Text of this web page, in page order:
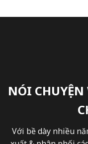
NÓI
Với bề dày nhiều